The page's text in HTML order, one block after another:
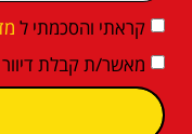
קראתי והסכמתי ל
מאשר/ת קבלת דיוור